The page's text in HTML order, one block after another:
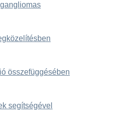
összefüggésében
segítségével